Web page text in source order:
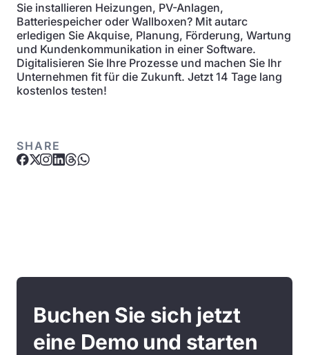
Sie installieren Heizungen, PV-Anlagen,
Batteriespeicher oder Wallboxen? Mit autarc
erledigen Sie Akquise, Planung, Förderung, Wartung
und Kundenkommunikation in einer Software.
Digitalisieren Sie Ihre Prozesse und machen Sie Ihr
Unternehmen fit für die Zukunft. Jetzt 14 Tage lang
kostenlos testen!
SHARE
Buchen Sie sich jetzt
eine Demo und starten